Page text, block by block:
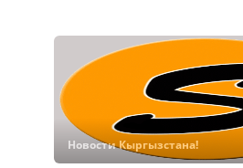
Новости Кыргызстана!